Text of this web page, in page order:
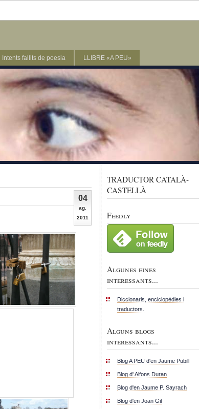
Intents fallits de poesia LLIBRE «A PEU»
04
ag.
2011
TRADUCTOR CATALÀ-
CASTELLÀ
Feedly
Algunes eines
interessants...
Diccionaris, enciclopèdies i
traductors.
Alguns blogs
interessants...
Blog A PEU d'en Jaume Pubill
Blog d' Alfons Duran
Blog d'en Jaume P. Sayrach
Blog d'en Joan Gil